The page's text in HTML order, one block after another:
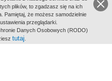
plików, to zgadzasz się na ich
Pamiętaj, że możesz samodzielnie
przeglądarki.
Danych Osobowych (RODO)
tutaj